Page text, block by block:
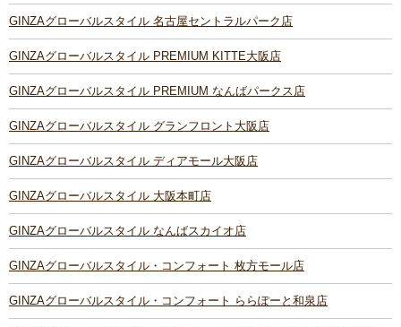
GINZAグローバルスタイル 名古屋セントラルパーク店
GINZAグローバルスタイル PREMIUM KITTE大阪店
GINZAグローバルスタイル PREMIUM なんばパークス店
GINZAグローバルスタイル グランフロント大阪店
GINZAグローバルスタイル ディアモール大阪店
GINZAグローバルスタイル 大阪本町店
GINZAグローバルスタイル なんばスカイオ店
GINZAグローバルスタイル・コンフォート 枚方モール店
GINZAグローバルスタイル・コンフォート ららぽーと和泉店